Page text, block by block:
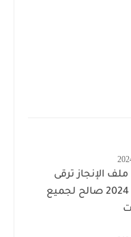
الإنجاز ترقى
المعلمين 2024 صالح لجميع